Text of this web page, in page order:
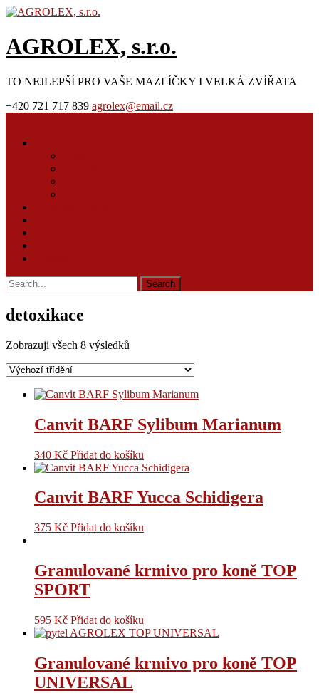
AGROLEX, s.r.o.
TO NEJLEPŠÍ PRO VAŠE MAZLÍČKY I VELKÁ ZVÍŘATA
+420 721 717 839 agrolex@email.cz
detoxikace
Zobrazuji všech 8 výsledků
Canvit BARF Sylibum Marianum
340 Kč Přidat do košíku
Canvit BARF Yucca Schidigera
375 Kč Přidat do košíku
Granulované krmivo pro koně TOP
SPORT
595 Kč Přidat do košíku
Granulované krmivo pro koně TOP
UNIVERSAL